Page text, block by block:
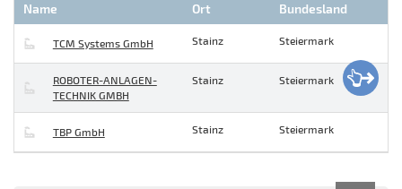
Name Ort Bundesland
TCM Systems GmbH Stainz Steiermark
ROBOTER-ANLAGEN-
TECHNIK GMBH
Stainz Steiermark
TBP GmbH Stainz Steiermark